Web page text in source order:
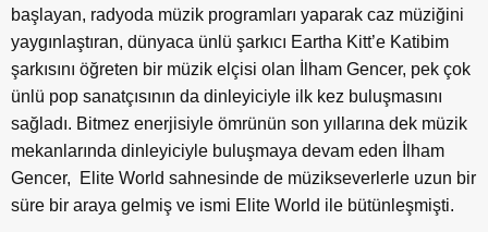
başlayan, radyoda müzik programları yaparak caz müziğini
yaygınlaştıran, dünyaca ünlü şarkıcı Eartha Kitt’e Katibim
şarkısını öğreten bir müzik elçisi olan İlham Gencer, pek çok
ünlü pop sanatçısının da dinleyiciyle ilk kez buluşmasını
sağladı. Bitmez enerjisiyle ömrünün son yıllarına dek müzik
mekanlarında dinleyiciyle buluşmaya devam eden İlham
Gencer, El ite World sahnesinde de müzikseverlerle uzun bir
süre bir araya gelmiş ve ismi El ite World i le bütünleşmişti.